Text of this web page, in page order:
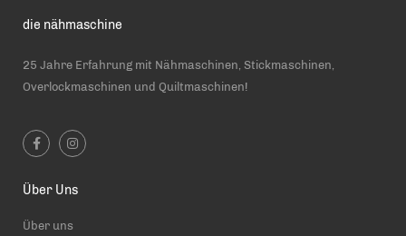
die nähmaschine
25 Jahre Erfahrung mit Nähmaschinen, Stickmaschinen,
Overlockmaschinen und Quiltmaschinen!
Über Uns
Über uns